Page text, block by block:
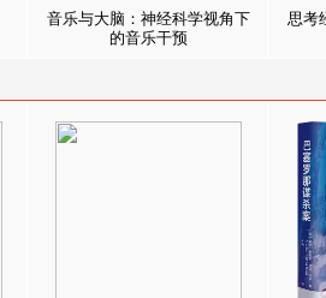
音乐与大脑：神经科学视角下
的音乐干预
思考